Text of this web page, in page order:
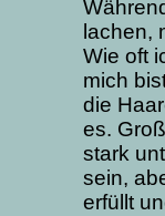
lachen,
Wie oft
mich
die
es.
stark
sein,
erfüllt